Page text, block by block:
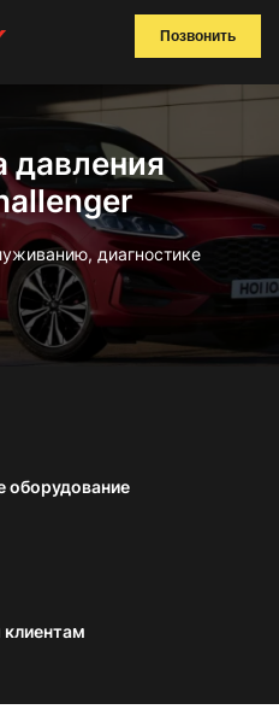
Позвонить
давления
диагностике
оборудование
клиентам